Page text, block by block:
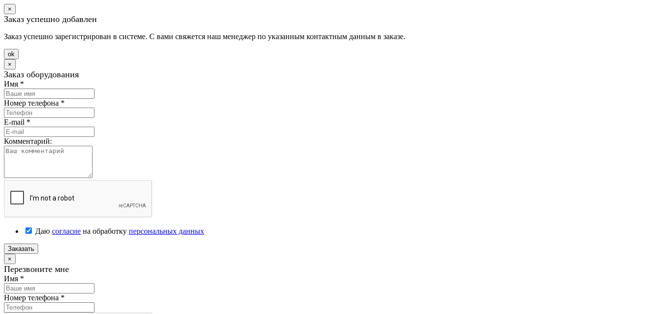
×
Заказ успешно добавлен
Заказ успешно зарегистрирован в системе. С вами свяжется наш менеджер по указанным контактным данным в заказе.
оk
×
Заказ оборудования
Имя *
Номер телефона *
E-mail *
Комментарий:
Даю согласие на обработку персональных данных
Заказать
×
Перезвоните мне
Имя *
Номер телефона *